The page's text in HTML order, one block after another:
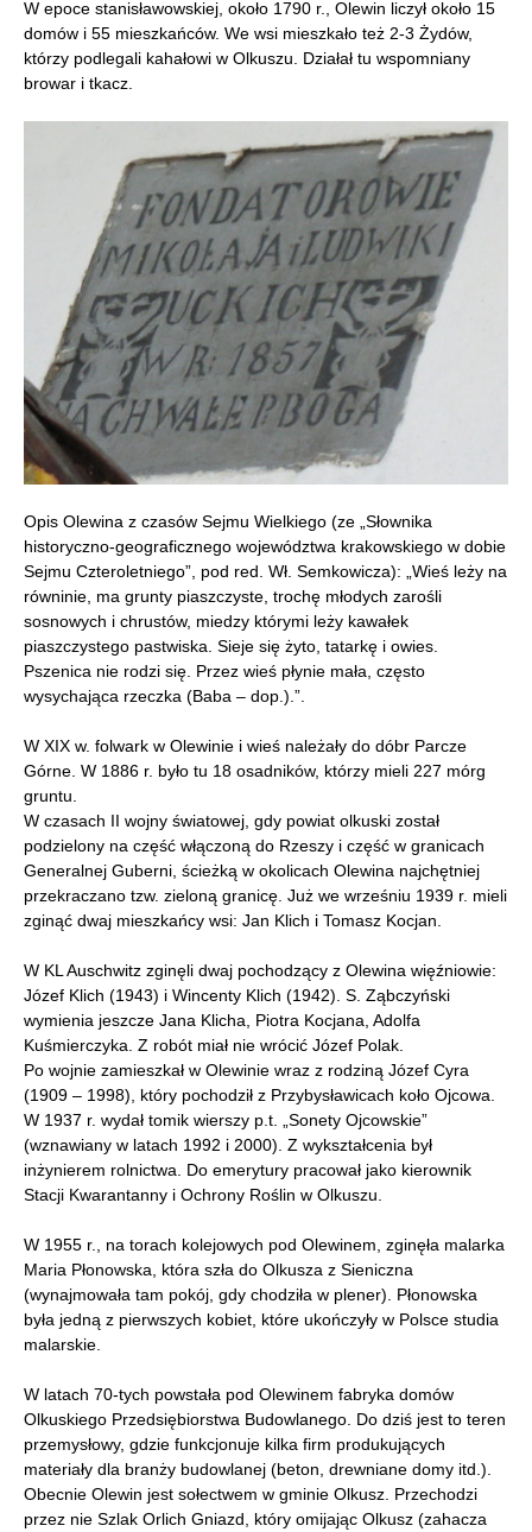
W epoce stanisławowskiej, około 1790 r., Olewin liczył około 15
domów i 55 mieszkańców. We wsi mieszkało też 2-3 Żydów,
którzy podlegali kahałowi w Olkuszu. Działał tu wspomniany
browar i tkacz.
Opis Olewina z czasów Sejmu Wielkiego (ze „Słownika
historyczno-geograficznego województwa krakowskiego w dobie
Sejmu Czteroletniego”, pod red. Wł. Semkowicza): „Wieś leży na
równinie, ma grunty piaszczyste, trochę młodych zarośli
sosnowych i chrustów, miedzy którymi leży kawałek
piaszczystego pastwiska. Sieje się żyto, tatarkę i owies.
Pszenica nie rodzi się. Przez wieś płynie mała, często
wysychająca rzeczka (Baba – dop.).”.
W XIX w. folwark w Olewinie i wieś należały do dóbr Parcze
Górne. W 1886 r. było tu 18 osadników, którzy mieli 227 mórg
gruntu.
W czasach II wojny światowej, gdy powiat olkuski został
podzielony na część włączoną do Rzeszy i część w granicach
Generalnej Guberni, ścieżką w okolicach Olewina najchętniej
przekraczano tzw. zieloną granicę. Już we wrześniu 1939 r. mieli
zginąć dwaj mieszkańcy wsi: Jan Klich i Tomasz Kocjan.
W KL Auschwitz zginęli dwaj pochodzący z Olewina więźniowie:
Józef Klich (1943) i Wincenty Klich (1942). S. Ząbczyński
wymienia jeszcze Jana Klicha, Piotra Kocjana, Adolfa
Kuśmierczyka. Z robót miał nie wrócić Józef Polak.
Po wojnie zamieszkał w Olewinie wraz z rodziną Józef Cyra
(1909 – 1998), który pochodził z Przybysławicach koło Ojcowa.
W 1937 r. wydał tomik wierszy p.t. „Sonety Ojcowskie”
(wznawiany w latach 1992 i 2000). Z wykształcenia był
inżynierem rolnictwa. Do emerytury pracował jako kierownik
Stacji Kwarantanny i Ochrony Roślin w Olkuszu.
W 1955 r., na torach kolejowych pod Olewinem, zginęła malarka
Maria Płonowska, która szła do Olkusza z Sieniczna
(wynajmowała tam pokój, gdy chodziła w plener). Płonowska
była jedną z pierwszych kobiet, które ukończyły w Polsce studia
malarskie.
W latach 70-tych powstała pod Olewinem fabryka domów
Olkuskiego Przedsiębiorstwa Budowlanego. Do dziś jest to teren
przemysłowy, gdzie funkcjonuje kilka firm produkujących
materiały dla branży budowlanej (beton, drewniane domy itd.).
Obecnie Olewin jest sołectwem w gminie Olkusz. Przechodzi
przez nie Szlak Orlich Gniazd, który omijając Olkusz (zahacza